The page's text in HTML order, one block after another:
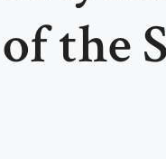
of the